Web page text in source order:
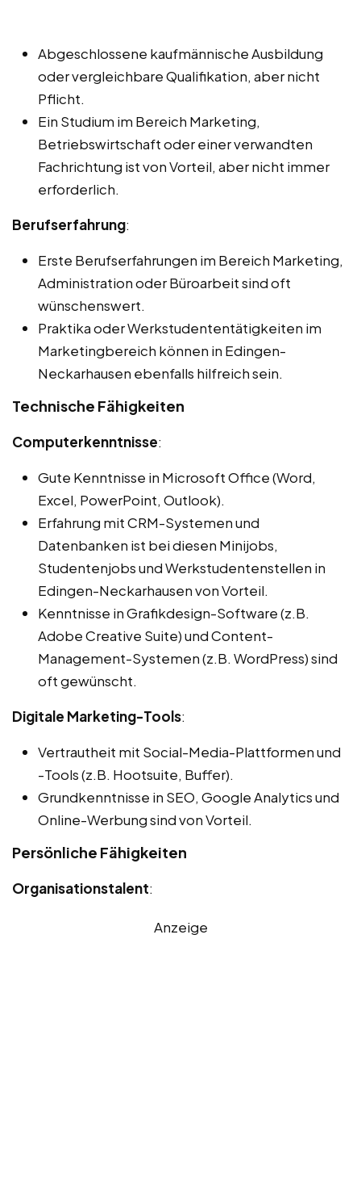
Abgeschlossene kaufmännische Ausbildung
oder vergleichbare Qualifikation, aber nicht
Pflicht.
Ein Studium im Bereich Marketing,
Betriebswirtschaft oder einer verwandten
Fachrichtung ist von Vorteil, aber nicht immer
erforderlich.
Berufserfahrung:
Erste Berufserfahrungen im Bereich Marketing,
Administration oder Büroarbeit sind oft
wünschenswert.
Praktika oder Werkstudententätigkeiten im
Marketingbereich können in Edingen-
Neckarhausen ebenfalls hilfreich sein.
Technische Fähigkeiten
Computerkenntnisse:
Gute Kenntnisse in Microsoft Office (Word,
Excel, PowerPoint, Outlook).
Erfahrung mit CRM-Systemen und
Datenbanken ist bei diesen Minijobs,
Studentenjobs und Werkstudentenstellen in
Edingen-Neckarhausen von Vorteil.
Kenntnisse in Grafikdesign-Software (z.B.
Adobe Creative Suite) und Content-
Management-Systemen (z.B. WordPress) sind
oft gewünscht.
Digitale Marketing-Tools:
Vertrautheit mit Social-Media-Plattformen und
-Tools (z.B. Hootsuite, Buffer).
Grundkenntnisse in SEO, Google Analytics und
Online-Werbung sind von Vorteil.
Persönliche Fähigkeiten
Organisationstalent:
Anzeige